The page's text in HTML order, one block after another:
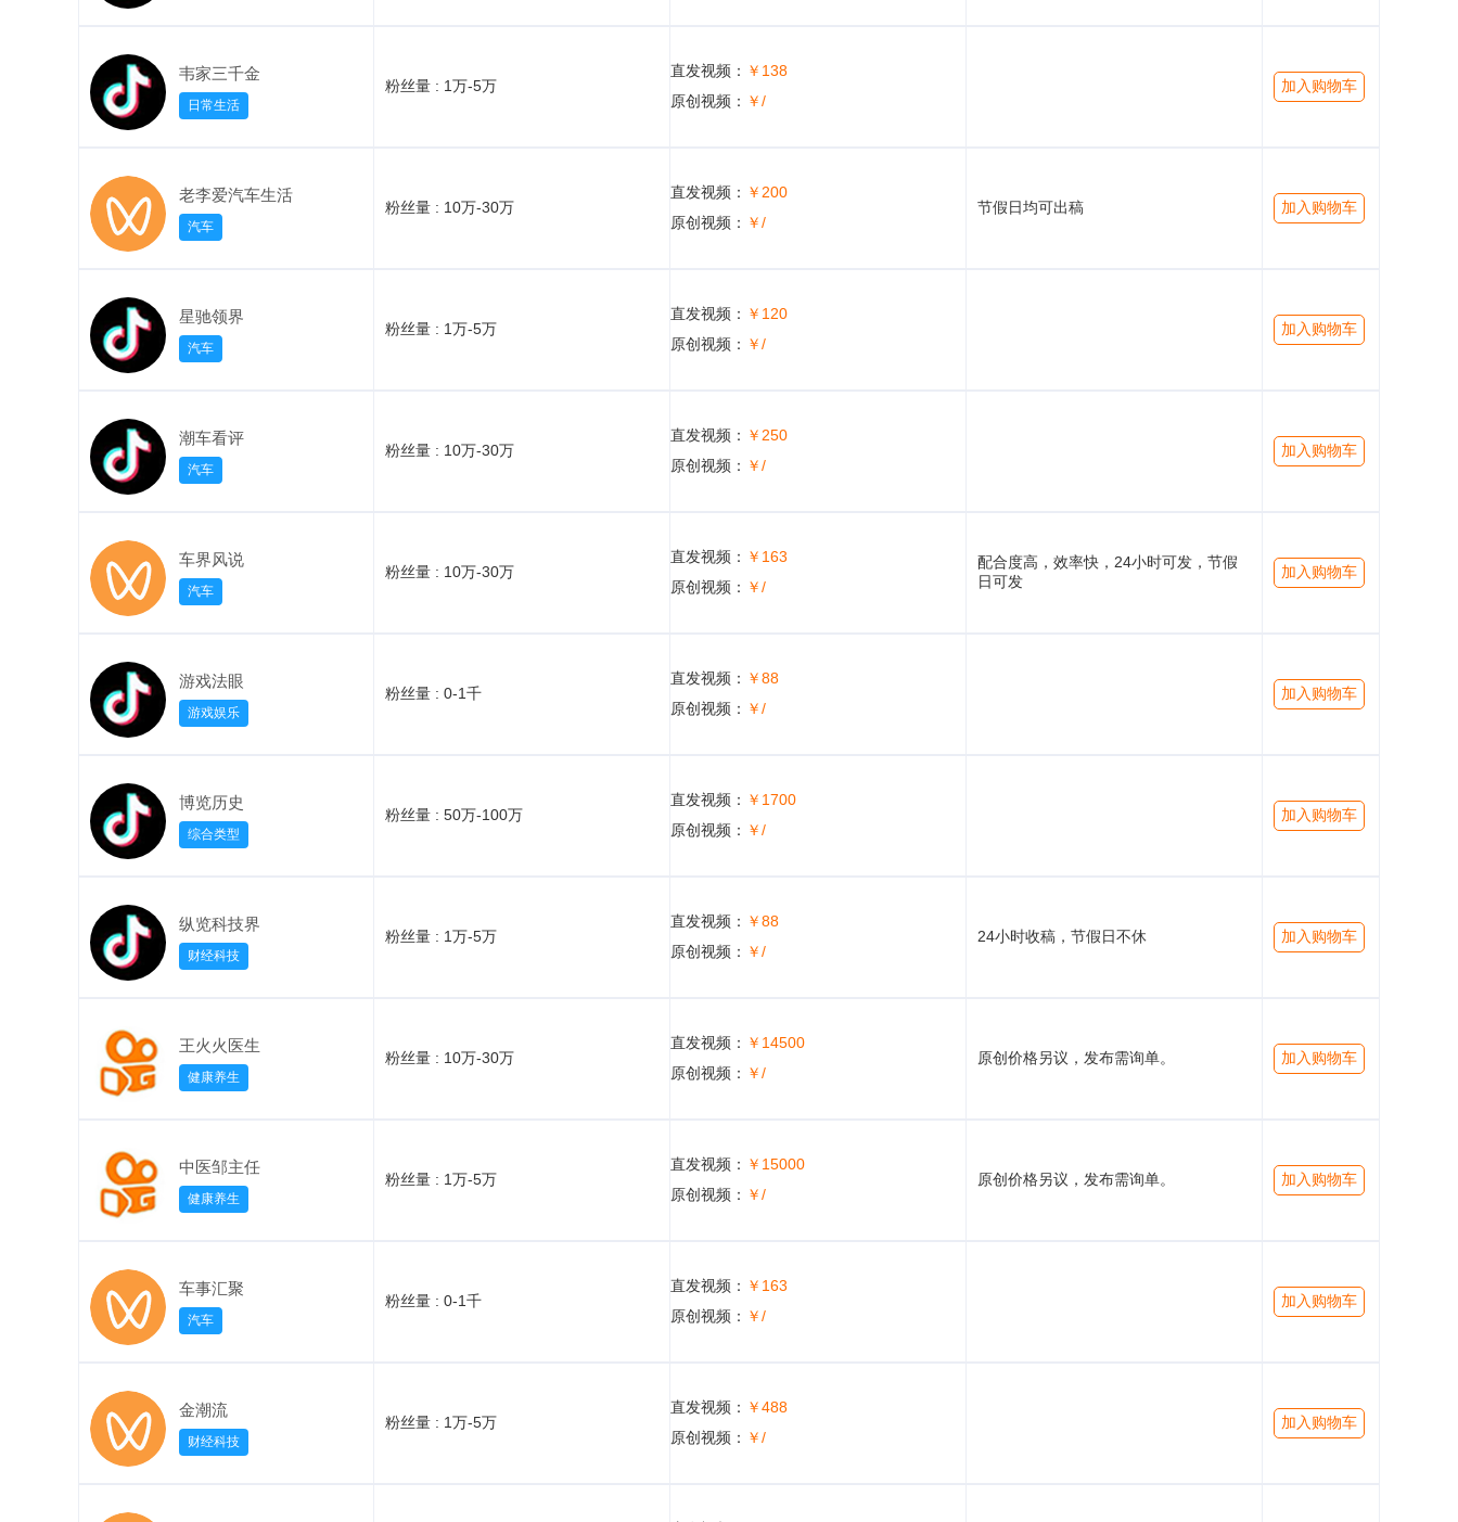
韦家三千金
日常生活
粉丝量 : 1万-5万
直发视频： ￥138
原创视频： ￥/
加入购物车
老李爱汽车生活
汽车
粉丝量 : 10万-30万
直发视频： ￥200
原创视频： ￥/
节假日均可出稿 加入购物车
星驰领界
汽车
粉丝量 : 1万-5万
直发视频： ￥120
原创视频： ￥/
加入购物车
潮车看评
汽车
粉丝量 : 10万-30万
直发视频： ￥250
原创视频： ￥/
加入购物车
车界风说
汽车
粉丝量 : 10万-30万
直发视频： ￥163
原创视频： ￥/
配合度高，效率快，24小时可发，节假
日可发
加入购物车
游戏法眼
游戏娱乐
粉丝量 : 0-1千
直发视频： ￥88
原创视频： ￥/
加入购物车
博览历史
综合类型
粉丝量 : 50万-100万
直发视频： ￥1700
原创视频： ￥/
加入购物车
纵览科技界
财经科技
粉丝量 : 1万-5万
直发视频： ￥88
原创视频： ￥/
24小时收稿，节假日不休 加入购物车
王火火医生
健康养生
粉丝量 : 10万-30万
直发视频： ￥14500
原创视频： ￥/
原创价格另议，发布需询单。 加入购物车
中医邹主任
健康养生
粉丝量 : 1万-5万
直发视频： ￥15000
原创视频： ￥/
原创价格另议，发布需询单。 加入购物车
车事汇聚
汽车
粉丝量 : 0-1千
直发视频： ￥163
原创视频： ￥/
加入购物车
金潮流
财经科技
粉丝量 : 1万-5万
直发视频： ￥488
原创视频： ￥/
加入购物车